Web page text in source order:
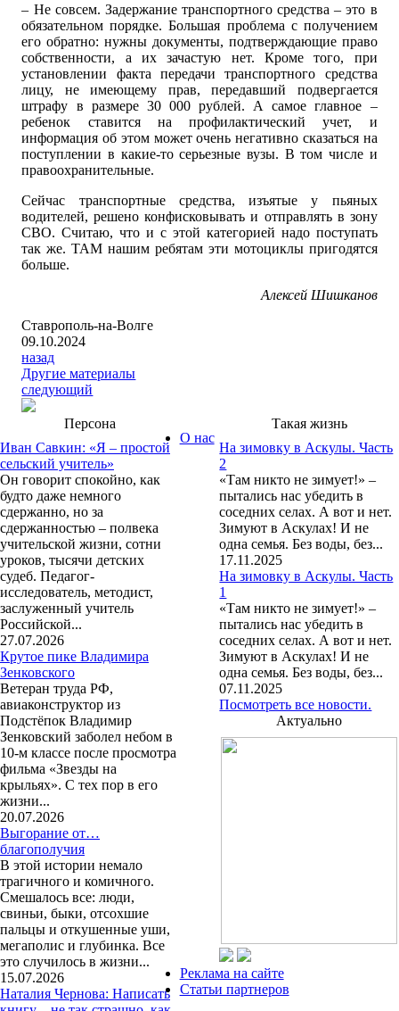
– Не совсем. Задержание транспортного средства – это в
обязательном порядке. Большая проблема с получением
его обратно: нужны документы, подтверждающие право
собственности, а их зачастую нет. Кроме того, при
установлении факта передачи транспортного средства
лицу, не имеющему прав, передавший подвергается
штрафу в размере 30 000 рублей. А самое главное –
ребенок ставится на профилактический учет, и
информация об этом может очень негативно сказаться на
поступлении в какие-то серьезные вузы. В том числе и
правоохранительные.
Сейчас транспортные средства, изъятые у пьяных
водителей, решено конфисковывать и отправлять в зону
СВО. Считаю, что и с этой категорией надо поступать
так же. ТАМ нашим ребятам эти мотоциклы пригодятся
больше.
Алексей Шишканов
Ставрополь-на-Волге
09.10.2024
назад
Другие материалы
следующий
Персона
Иван Савкин: «Я – простой
сельский учитель»
Он говорит спокойно, как
будто даже немного
сдержанно, но за
сдержанностью – полвека
учительской жизни, сотни
уроков, тысячи детских
судеб. Педагог-
исследователь, методист,
заслуженный учитель
Российской...
27.07.2026
Крутое пике Владимира
Зенковского
Ветеран труда РФ,
авиаконструктор из
Подстёпок Владимир
Зенковский заболел небом в
10-м классе после просмотра
фильма «Звезды на
крыльях». С тех пор в его
жизни...
20.07.2026
Выгорание от…
благополучия
В этой истории немало
трагичного и комичного.
Смешалось все: люди,
свиньи, быки, отсохшие
пальцы и откушенные уши,
мегаполис и глубинка. Все
это случилось в жизни...
15.07.2026
Наталия Чернова: Написать
Такая жизнь
На зимовку в Аскулы. Часть
2
«Там никто не зимует!» –
пытались нас убедить в
соседних селах. А вот и нет.
Зимуют в Аскулах! И не
одна семья. Без воды, без...
17.11.2025
На зимовку в Аскулы. Часть
1
«Там никто не зимует!» –
пытались нас убедить в
соседних селах. А вот и нет.
Зимуют в Аскулах! И не
одна семья. Без воды, без...
07.11.2025
Посмотреть все новости.
Актуально
О нас
Реклама на сайте
Статьи партнеров